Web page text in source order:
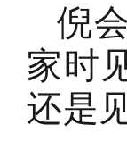
倪
家时
还是